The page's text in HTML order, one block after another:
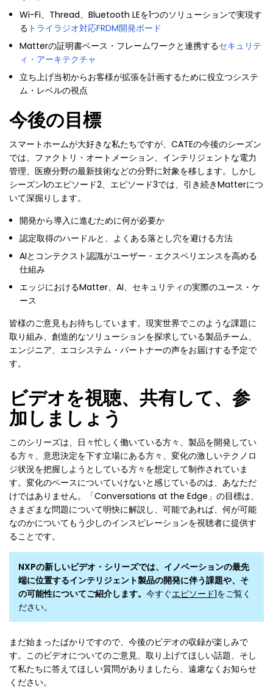
Wi-Fi、Thread、Bluetooth LEを1つのソリューションで実現す
る トライラジオ対応FRDM開発ボード
Matterの証明書ベース・フレームワークと連携するセキュリテ
ィ・アーキテクチャ
立ち上げ当初からお客様が拡張を計画するために役立つシステ
ム・レベルの視点
今後の目標
スマートホームが大好きな私たちですが、CATEの今後のシーズン
では、ファクトリ・オートメーション、インテリジェントな電力
管理、医療分野の最新技術などの分野に対象を移します。しかし
シーズン1のエピソード2、エピソード3では、引き続きMatterにつ
いて深掘りします。
開発から導入に進むために何が必要か
認定取得のハードルと、よくある落とし穴を避ける方法
AIとコンテクスト認識がユーザー・エクスペリエンスを高める
仕組み
エッジにおけるMatter、AI、セキュリティの実際のユース・ケ
ース
皆様のご意見もお待ちしています。現実世界でこのような課題に
取り組み、創造的なソリューションを探求している製品チーム、
エンジニア、エコシステム・パートナーの声をお届けする予定で
す。
ビデオを視聴、共有して、参
加しましょう
このシリーズは、日々忙しく働いている方々、製品を開発してい
る方々、意思決定を下す立場にある方々、変化の激しいテクノロ
ジ状況を把握しようとしている方々を想定して制作されていま
す。変化のペースについていけないと感じているのは、あなただ
けではありません。「Conversations at the Edge」の目標は、
さまざまな問題について明快に解説し、可能であれば、何が可能
なのかについてもう少しのインスピレーションを視聴者に提供す
ることです。
NXPの新しいビデオ・シリーズでは、イノベーションの最先
端に位置するインテリジェント製品の開発に伴う課題や、そ
の可能性についてご紹介します。 今すぐエピソード1をご覧く
ださい。
まだ始まったばかりですので、今後のビデオの収録が楽しみで
す。このビデオについてのご意見、取り上げてほしい話題、そし
て私たちに答えてほしい質問がありましたら、遠慮なくお知らせ
ください。